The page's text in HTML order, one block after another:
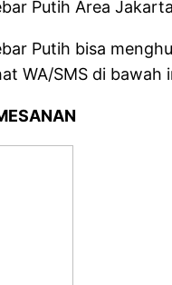
Putih bisa
WA/SMS di bawah